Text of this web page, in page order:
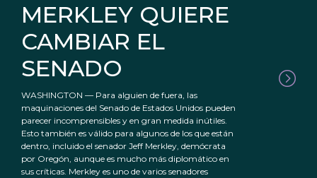
MERKLEY QUIERE
CAMBIAR EL
SENADO
WASHINGTON — Para alguien de fuera, las
maquinaciones del Senado de Estados Unidos pueden
parecer incomprensibles y en gran medida inútiles.
Esto también es válido para algunos de los que están
dentro, incluido el senador Jeff Merkley, demócrata
por Oregón, aunque es mucho más diplomático en
sus críticas. Merkley es uno de varios senadores